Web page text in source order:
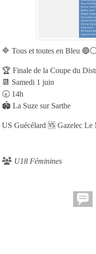
🔷 Tous et toutes en Bleu
🏆 Finale de la Coupe du
📆 Samedi 1 juin
🕣 14h
🏟️ La Suze sur Sarthe
US Guécélard 🆚 Gazelec Le
U18 Féminines